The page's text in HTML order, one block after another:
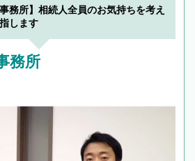
務所】相続人全員のお気持ちを考え
します
務所